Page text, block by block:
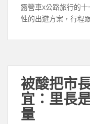
露營車x公路旅行的
性的出遊方案，行程
被酸把市
宜：里長
量